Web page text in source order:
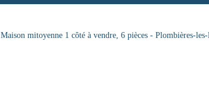
Maison mitoyenne 1 côté à vendre, 6 pièces - Plombières-